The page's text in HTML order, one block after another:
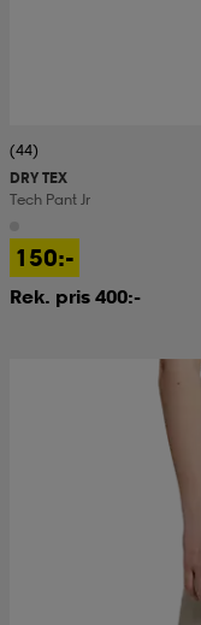
(44)
DRY TEX
Tech Pant Jr
150:-
Rek. pris 400:-